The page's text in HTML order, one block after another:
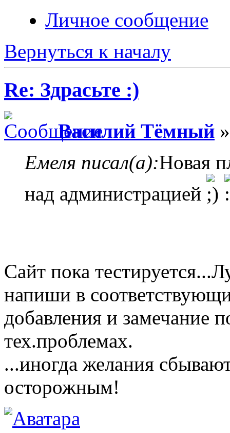
Личное сообщение
Вернуться к началу
Re: Здрасьте :)
Василий Тёмный
Емеля писал(а):Новая
над администрацией
Сайт пока
напиши в
добавления и замечание
тех.проблемах.
...иногда желания
осторожным!